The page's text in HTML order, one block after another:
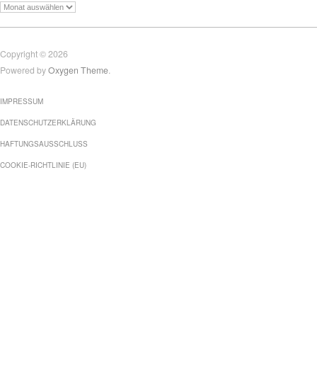
Copyright © 2026
Powered byOxygen Theme.
IMPRESSUM
DATENSCHUTZERKLÄRUNG
HAFTUNGSAUSSCHLUSS
COOKIE-RICHTLINIE (EU)